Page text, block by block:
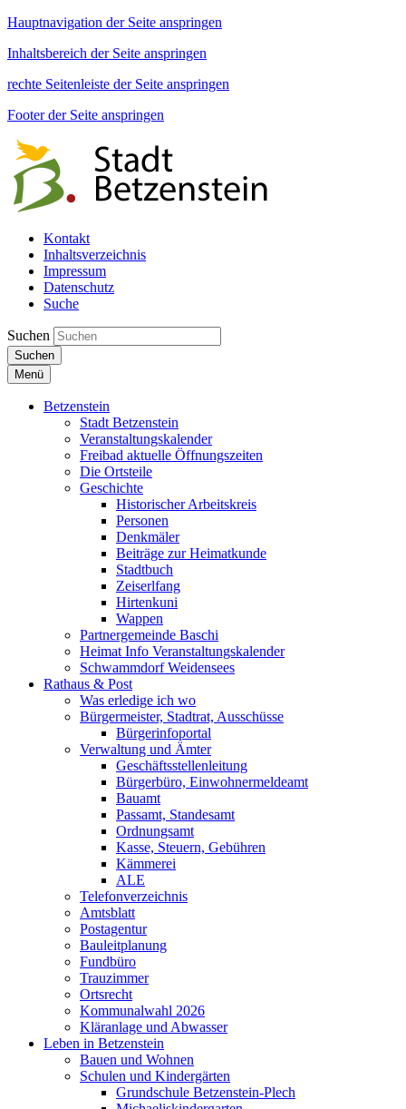
Hauptnavigation der Seite anspringen
Inhaltsbereich der Seite anspringen
rechte Seitenleiste der Seite anspringen
Footer der Seite anspringen
Kontakt
Inhaltsverzeichnis
Impressum
Datenschutz
Suche
Suchen
Suchen
Menü
Betzenstein
Stadt Betzenstein
Veranstaltungskalender
Freibad aktuelle Öffnungszeiten
Die Ortsteile
Geschichte
Historischer Arbeitskreis
Personen
Denkmäler
Beiträge zur Heimatkunde
Stadtbuch
Zeiserlfang
Hirtenkuni
Wappen
Partnergemeinde Baschi
Heimat Info Veranstaltungskalender
Schwammdorf Weidensees
Rathaus & Post
Was erledige ich wo
Bürgermeister, Stadtrat, Ausschüsse
Bürgerinfoportal
Verwaltung und Ämter
Geschäftsstellenleitung
Bürgerbüro, Einwohnermeldeamt
Bauamt
Passamt, Standesamt
Ordnungsamt
Kasse, Steuern, Gebühren
Kämmerei
ALE
Telefonverzeichnis
Amtsblatt
Postagentur
Bauleitplanung
Fundbüro
Trauzimmer
Ortsrecht
Kommunalwahl 2026
Kläranlage und Abwasser
Leben in Betzenstein
Bauen und Wohnen
Schulen und Kindergärten
Grundschule Betzenstein-Plech